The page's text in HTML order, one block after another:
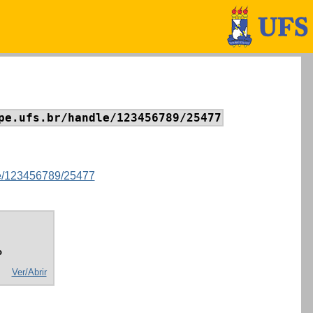
handle/123456789/25477
123456789/25477
Ver/Abrir